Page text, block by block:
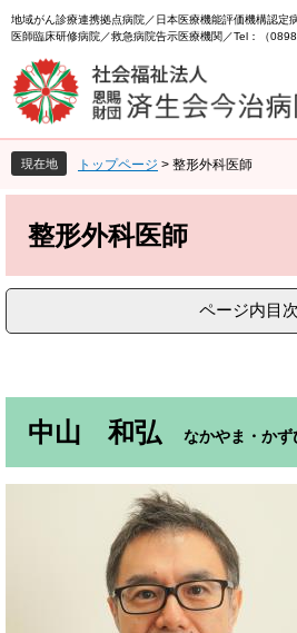
ペ
ー
の
で
す
。
メ
ニ
ー
ば
し
て
地域がん診療連携拠点病院
日本医療機能評価機構認定
医師臨床研修病院
救急病院告示医療機関 Tel：（
現在地 トップページ > 整形外科医師
整形外科医師
ページ内目次
中山 和弘 なかやま・かず